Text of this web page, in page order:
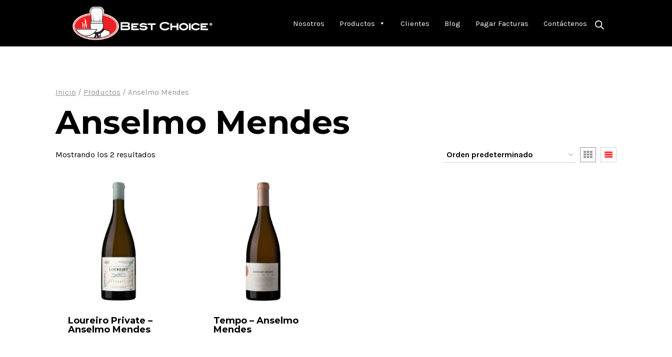
Nosotros Productos Clientes Blog Pagar Facturas Contáctenos
Inicio / Productos / Anselmo Mendes
Anselmo Mendes
Mostrando los 2 resultados
Loureiro Private –
Anselmo Mendes
Tempo – Anselmo
Mendes